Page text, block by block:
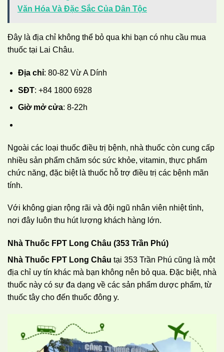
Văn Hóa Và Đặc Sắc Của Dân Tộc
Đây là địa chỉ không thể bỏ qua khi bạn có nhu cầu mua
thuốc tại Lai Châu.
Địa chỉ: 80-82 Vừ A Dính
SĐT: +84 1800 6928
Giờ mở cửa: 8-22h
Ngoài các loại thuốc điều trị bệnh, nhà thuốc còn cung cấp
nhiều sản phẩm chăm sóc sức khỏe, vitamin, thực phẩm
chức năng, đặc biệt là thuốc hỗ trợ điều trị các bệnh mãn
tính.
Với không gian rộng rãi và đội ngũ nhân viên nhiệt tình,
nơi đây luôn thu hút lượng khách hàng lớn.
Nhà Thuốc FPT Long Châu (353 Trần Phú)
Nhà Thuốc FPT Long Châu tại 353 Trần Phú cũng là một
địa chỉ uy tín khác mà bạn không nên bỏ qua. Đặc biệt, nhà
thuốc này có sự đa dạng về các sản phẩm dược phẩm, từ
thuốc tây cho đến thuốc đông y.